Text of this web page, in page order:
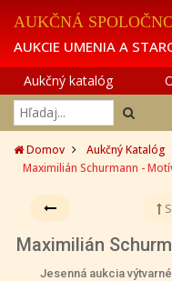
AUKČNÁ
AUKCIE UMENIA A
Aukčný katalóg
Domov
Aukčný Katalóg
Maximilián Schurmann -
Maximilián
Jesenná aukcia